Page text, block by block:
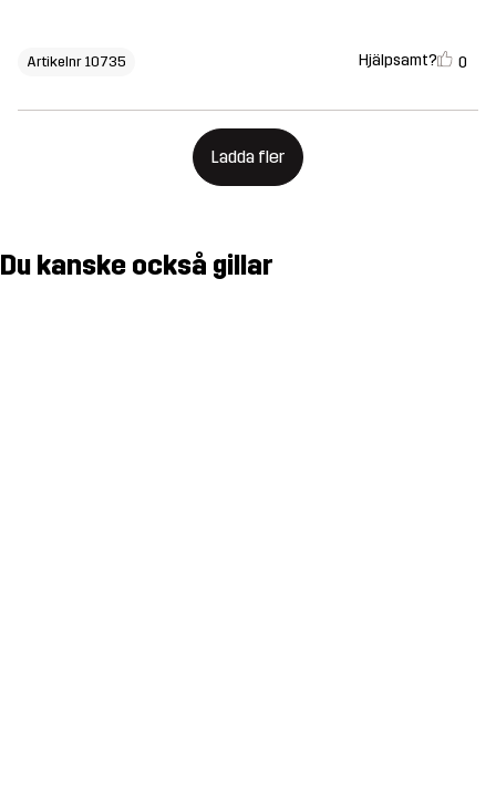
Artikelnr 10735 Hjälpsamt? 0
Ladda fler
Du kanske också gillar